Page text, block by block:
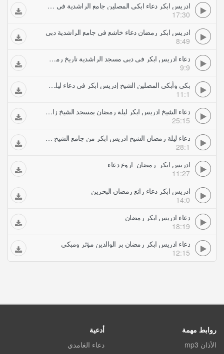
ادريس ابكر دعاء ابكى المصلين جامع الراشدية في دبي رمضان
17:30
ادريس ابكر رمضان دعاء خاشع في جامع الراشدية دبي
8:49
دعاء ادريس ابكر في دبي مسجد الراشدية تاريخ رمضان
9:9
بكى وأبكى المصلين الشيخ إدريس ابكر فى دعاء ليلة رمضان من جامع الشيخ زايد
11:1
دعاء الشيخ ادريس ابكر ليلة رمضان بمسجد الشيخ زايد في ابوظبي
25:15
دعاء ليلة رمضان الشيخ ادريس ابكر من جامع الشيخ زايد بابوظبيدعاء كامل
28:1
ادريس ابكر رمضان اروع دعاء
11:27
ادريس ابكر دعاء رائع رمضان البحرين
14:0
دعاء ادريس ابكر رمضان
18:19
دعاء ادريس ابكر رمضان بر الوالدين مؤثر ومبكي
12:15
روابط مهمة
الأذان mp3
أدعية
دعاء الغامدي